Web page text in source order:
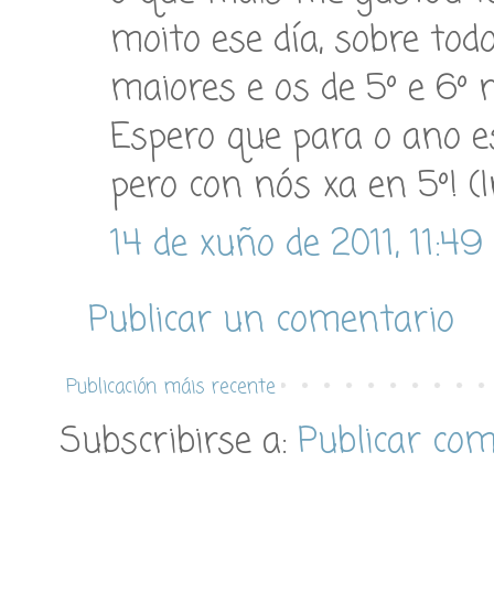
moito ese día, sobre
maiores e os de 5º e
Espero que para o ano
pero con nós xa en 5º!
14 de xuño de 2011, 11:49
Publicar un comentario
Publicación máis recente
Subscribirse a: Publicar